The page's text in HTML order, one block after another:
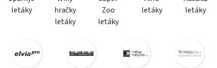
letáky
hračky
letáky
Zoo
letáky
letáky
letáky